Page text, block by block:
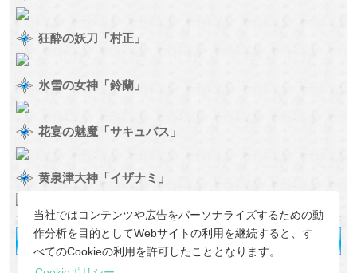
当社ではコンテンツや広告をパーソナライズするための動
作分析を目的としてWebサイトの利用を継続すると、す
べてのCookieの利用を許可したこととなります。
狂酔の妖刀「村正」
氷雪の女神「鈴蘭」
花宴の魅魔「サキュバス」
黄泉津大神「イザナミ」